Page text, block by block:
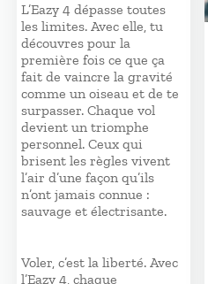
L’Eazy 4 dépasse toutes
les limites. Avec elle, tu
découvres pour la
première fois ce que ça
fait de vaincre la gravité
comme un oiseau et de te
surpasser. Chaque vol
devient un triomphe
personnel. Ceux qui
brisent les règles vivent
l’air d’une façon qu’ils
n’ont jamais connue :
sauvage et électrisante.
Voler, c’est la liberté. Avec
l’Eazy 4, chaque